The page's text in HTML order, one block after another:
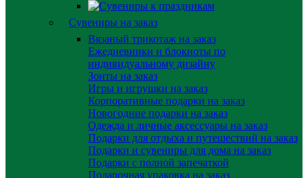
Сувениры на заказ
Вязаный трикотаж на заказ
Ежедневники и блокноты по
индивидуальному дизайну
Зонты на заказ
Игры и игрушки на заказ
Корпоративные подарки на заказ
Новогодние подарки на заказ
Одежда и личные аксессуары на заказ
Подарки для отдыха и путешествий на заказ
Подарки и сувениры для дома на заказ
Подарки с полной запечаткой
Подарочная упаковка на заказ